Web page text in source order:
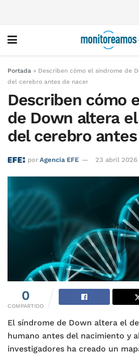
Portada » Describen cómo el síndrome de
del cerebro antes de nacer
Describen cómo
de Down altera
del cerebro
por Agencia EFE 23 abril 2026
0
COMPARTIDO
El síndrome de Down altera el
humano antes del nacimiento y
investigadores ha creado un